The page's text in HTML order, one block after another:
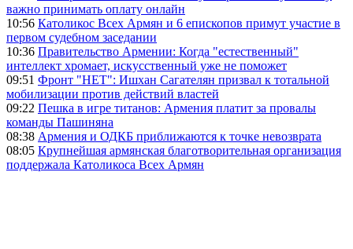
важно принимать оплату онлайн
10:56 Католикос Всех Армян и 6 епископов примут участие в
первом судебном заседании
10:36 Правительство Армении: Когда "естественный"
интеллект хромает, искусственный уже не поможет
09:51 Фронт "НЕТ": Ишхан Сагателян призвал к тотальной
мобилизации против действий властей
09:22 Пешка в игре титанов: Армения платит за провалы
команды Пашиняна
08:38 Армения и ОДКБ приближаются к точке невозврата
08:05 Крупнейшая армянская благотворительная организация
поддержала Католикоса Всех Армян